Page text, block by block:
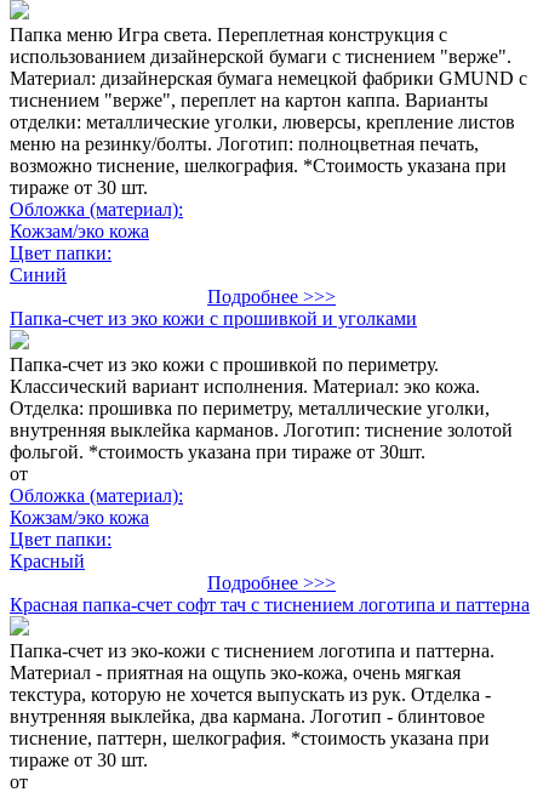
Папка меню Игра света. Переплетная конструкция с
использованием дизайнерской бумаги с тиснением "верже".
Материал: дизайнерская бумага немецкой фабрики GMUND с
тиснением "верже", переплет на картон каппа. Варианты
отделки: металлические уголки, люверсы, крепление листов
меню на резинку/болты. Логотип: полноцветная печать,
возможно тиснение, шелкография. *Стоимость указана при
тираже от 30 шт.
Обложка (материал):
Кожзам/эко кожа
Цвет папки:
Синий
Подробнее >>>
Папка-счет из эко кожи с прошивкой и уголками
Папка-счет из эко кожи с прошивкой по периметру.
Классический вариант исполнения. Материал: эко кожа.
Отделка: прошивка по периметру, металлические уголки,
внутренняя выклейка карманов. Логотип: тиснение золотой
фольгой. *стоимость указана при тираже от 30шт.
от
Обложка (материал):
Кожзам/эко кожа
Цвет папки:
Красный
Подробнее >>>
Красная папка-счет софт тач с тиснением логотипа и паттерна
Папка-счет из эко-кожи с тиснением логотипа и паттерна.
Материал - приятная на ощупь эко-кожа, очень мягкая
текстура, которую не хочется выпускать из рук. Отделка -
внутренняя выклейка, два кармана. Логотип - блинтовое
тиснение, паттерн, шелкография. *стоимость указана при
тираже от 30 шт.
от